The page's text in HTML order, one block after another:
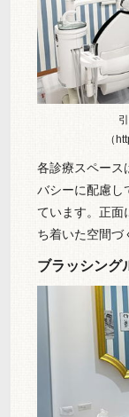
（
各診療スペース
バシーに配慮し
ています。正面
ち着いた空間づ
ブラッシング